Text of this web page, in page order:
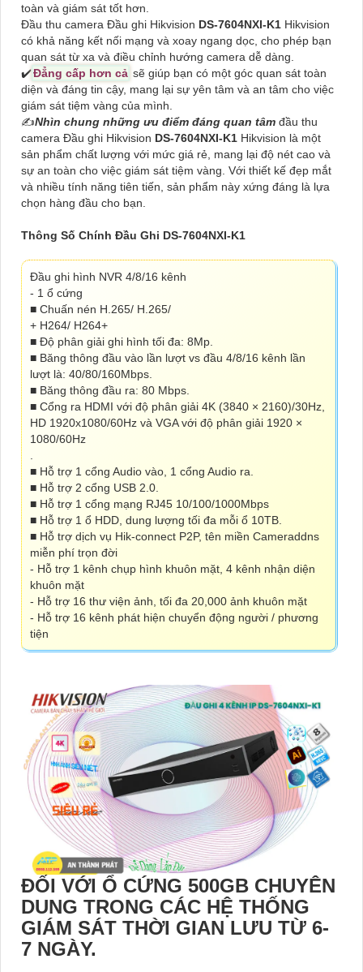
toàn và giám sát tốt hơn.
Đầu thu camera Đầu ghi Hikvision DS-7604NXI-K1 Hikvision
có khả năng kết nối mạng và xoay ngang dọc, cho phép bạn
quan sát từ xa và điều chỉnh hướng camera dễ dàng.
✔️Đẳng cấp hơn cả sẽ giúp bạn có một góc quan sát toàn
diện và đáng tin cậy, mang lại sự yên tâm và an tâm cho việc
giám sát tiệm vàng của mình.
✍️Nhìn chung những ưu điểm đáng quan tâm đầu thu
camera Đầu ghi Hikvision DS-7604NXI-K1 Hikvision là một
sản phẩm chất lượng với mức giá rẻ, mang lại độ nét cao và
sự an toàn cho việc giám sát tiệm vàng. Với thiết kế đẹp mắt
và nhiều tính năng tiên tiến, sản phẩm này xứng đáng là lựa
chọn hàng đầu cho bạn.
Thông Số Chính Đầu Ghi DS-7604NXI-K1
Đầu ghi hình NVR 4/8/16 kênh
- 1 ổ cứng
■ Chuấn nén H.265/ H.265/
+ H264/ H264+
■ Độ phân giải ghi hình tối đa: 8Mp.
■ Băng thông đầu vào lần lượt vs đầu 4/8/16 kênh lần
lượt là: 40/80/160Mbps.
■ Băng thông đầu ra: 80 Mbps.
■ Cổng ra HDMI với độ phân giải 4K (3840 × 2160)/30Hz,
HD 1920x1080/60Hz và VGA với độ phân giải 1920 ×
1080/60Hz
.
■ Hỗ trợ 1 cổng Audio vào, 1 cổng Audio ra.
■ Hỗ trợ 2 cổng USB 2.0.
■ Hỗ trợ 1 cổng mạng RJ45 10/100/1000Mbps
■ Hỗ trợ 1 ổ HDD, dung lượng tối đa mỗi ổ 10TB.
■ Hỗ trợ dịch vụ Hik-connect P2P, tên miền Cameraddns
miễn phí trọn đời
- Hỗ trợ 1 kênh chụp hình khuôn mặt, 4 kênh nhận diện
khuôn mặt
- Hỗ trợ 16 thư viện ảnh, tối đa 20,000 ảnh khuôn mặt
- Hỗ trợ 16 kênh phát hiện chuyển động người / phương
tiện
ĐỐI VỚI Ổ CỨNG 500GB CHUYÊN
DUNG TRONG CÁC HỆ THỐNG
GIÁM SÁT THỜI GIAN LƯU TỪ 6-
7 NGÀY.